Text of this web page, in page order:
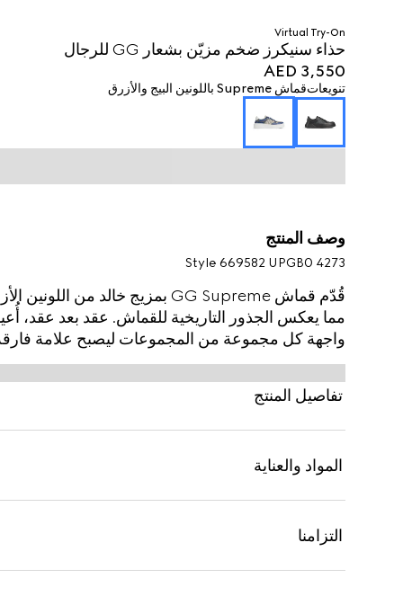
Virtual Try-On
حذاء سنيكرز ضخم مزيّن بشعار GG للرجال
AED 3,550
تنويعاتقماش Supreme باللونين البيج والأزرق
وصف المنتج
Style ‎669582 UPGB0 4273
مما يعكس الجذور التاريخية للقماش. عقد بعد عقد،
واجهة كل مجموعة من المجموعات ليصبح علامة فارقة
مجموعة الألوان الكلاسيكية حذاء سنيكرز هذا.
تفاصيل المنتج
المواد والعناية
التزامنا